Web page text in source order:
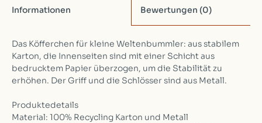
Informationen Bewertungen (0)
Das Köfferchen für kleine Weltenbummler: aus stabilem
Karton, die Innenseiten sind mit einer Schicht aus
bedrucktem Papier überzogen, um die Stabilität zu
erhöhen. Der Griff und die Schlösser sind aus Metall.
Produktedetails
Material: 100% Recycling Karton und Metall